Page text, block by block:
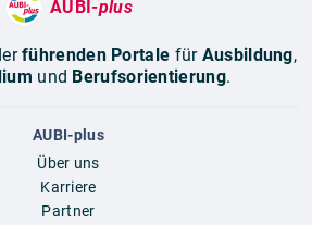
AUBI-plus
führenden Portale für Ausbildung,
und Berufsorientierung.
AUBI-plus
Über uns
Karriere
Partner